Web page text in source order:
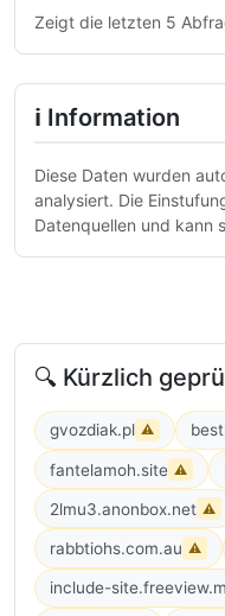
Zeigt die letzten 5
ℹ Information
Diese Daten wurden
analysiert. Die
Datenquellen und kann
🔍 Kürzlich
gvozdiak.pl ⚠
fantelamoh.site ⚠
2lmu3.anonbox.net ⚠
rabbtiohs.com.au ⚠
include-